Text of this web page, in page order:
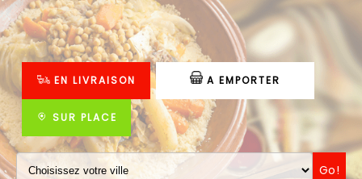
LA CARTE
VOTRE COMPTE
NOTRE RESTAURANT
VOS AVIS
MENTIONS LÉGALES
EN LIVRAISON A EMPORTER
SUR PLACE
Go!